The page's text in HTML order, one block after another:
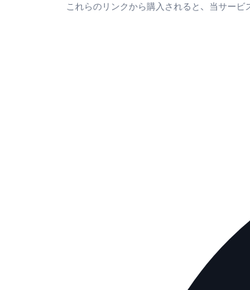
これらのリンクから購入されると、当サービ